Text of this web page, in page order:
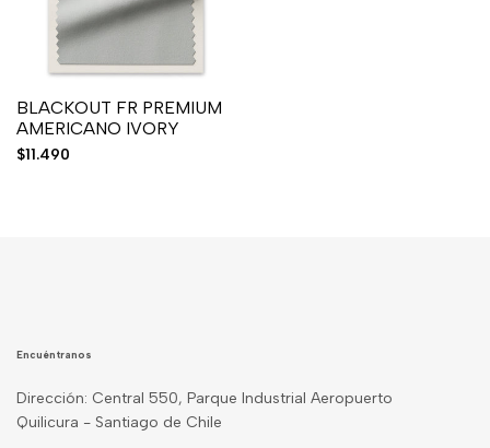
BLACKOUT FR PREMIUM
AMERICANO IVORY
Precio
$11.490
Encuéntranos
Dirección: Central 550, Parque Industrial Aeropuerto
Quilicura - Santiago de Chile